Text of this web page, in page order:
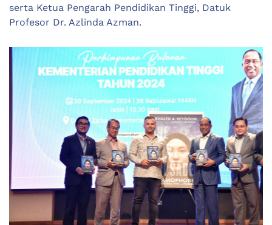
serta Ketua Pengarah Pendidikan Tinggi, Datuk
Profesor Dr. Azlinda Azman.